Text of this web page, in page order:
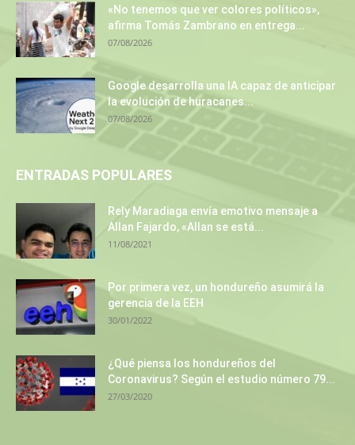
«No tenemos que ver colores políticos»,
afirma Tomás Zambrano en entrega...
07/08/2026
Google desarrolla una IA capaz de anticipar
la evolución de huracanes...
07/08/2026
ENTRADAS POPULARES
Rely Maradiaga envía emotivo mensaje a
Allan Fajardo, «Allan se está...
11/08/2021
Por primera vez, un hondureño asumirá la
gerencia de la EEH
30/01/2022
¿Qué piensa los hondureños del
Coronavirus? Según el estudio número 79...
27/03/2020